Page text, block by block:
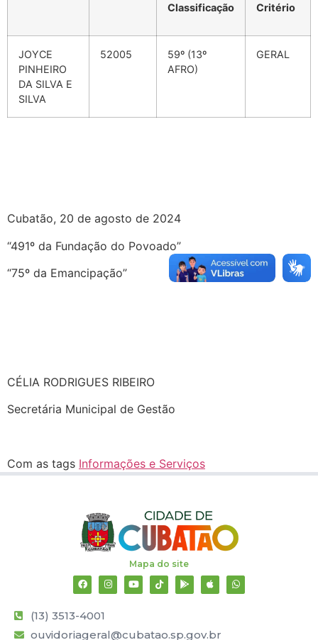
Classificação Critério
JOYCE
PINHEIRO
DA SILVA E
SILVA
52005
59º (13º
AFRO)
GERAL
Cubatão, 20 de agosto de 2024
“491º da Fundação do Povoado”
“75º da Emancipação”
CÉLIA RODRIGUES RIBEIRO
Secretária Municipal de Gestão
Com as tags Informações e Serviços
Mapa do site
(13) 3513-4001
ouvidoriageral@cubatao.sp.gov.br